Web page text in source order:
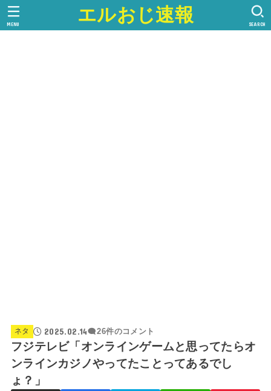
エルおじ速報 SEARCH
MENU
ネタ 2025.02.14 26件のコメント
フジテレビ「オンラインゲームと思ってたらオ
ンラインカジノやってたことってあるでし
ょ？」